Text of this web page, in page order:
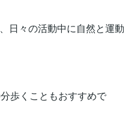
日々の活動中に自然と運動
歩くこともおすすめで